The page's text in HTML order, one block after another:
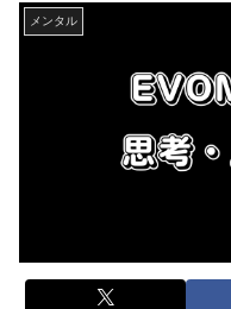
メンタル